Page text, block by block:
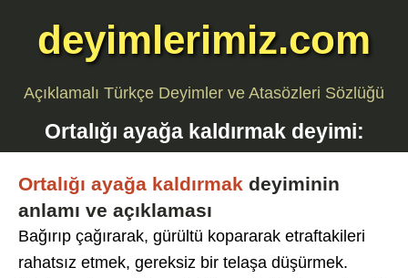
deyimlerimiz.com
Açıklamalı Türkçe Deyimler ve Atasözleri Sözlüğü
Ortalığı ayağa kaldırmakdeyimi:
Ortalığı ayağa kaldırmak deyiminin
anlamı ve açıklaması
Bağırıp çağırarak, gürültü kopararak etraftakileri
rahatsız etmek, gereksiz bir telaşa düşürmek.